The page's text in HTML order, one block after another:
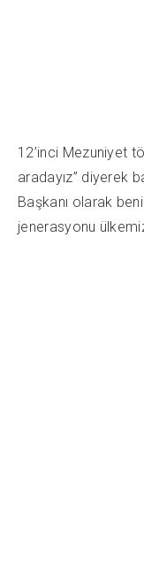
12’inci Mezuniyet
aradayız” diyerek
Başkanı olarak
jenerasyonu